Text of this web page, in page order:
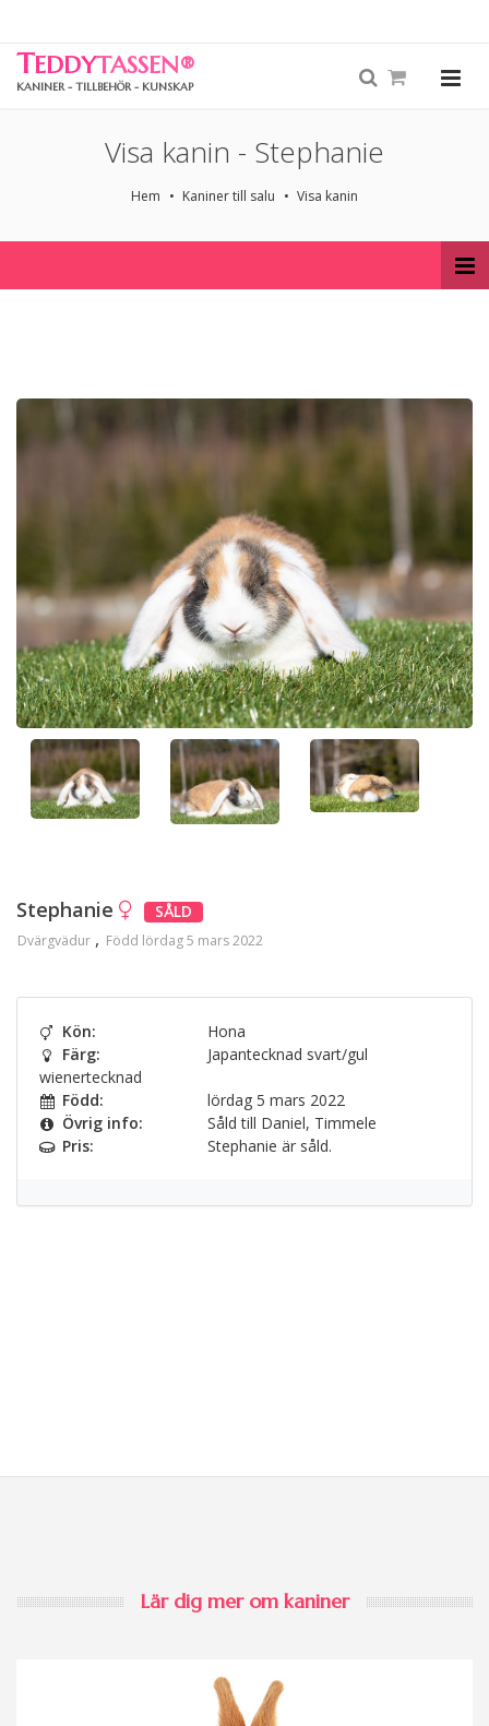
TEDDYTASSEN®
KANINER - TILLBEHÖR - KUNSKAP
Visa kanin - Stephanie
Hem Kaniner till salu Visa kanin
Stephanie SÅLD
Dvärgvädur Född lördag 5 mars 2022
Kön:
Hona
Färg:
Japantecknad svart/gul
wienertecknad
Född:
lördag 5 mars 2022
Övrig info:
Såld till Daniel, Timmele
Pris:
Stephanie är såld.
Lär dig mer om kaniner